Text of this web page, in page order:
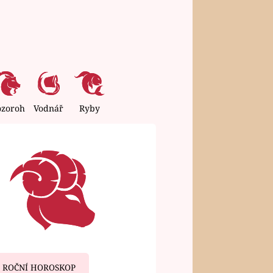
Vodnář Ryby
ROČNÍ HOROSKOP